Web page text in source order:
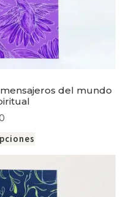
del mundo